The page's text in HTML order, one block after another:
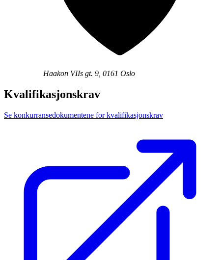
Haakon VIIs gt. 9, 0161 Oslo
Kvalifikasjonskrav
Se konkurransedokumentene for kvalifikasjonskrav